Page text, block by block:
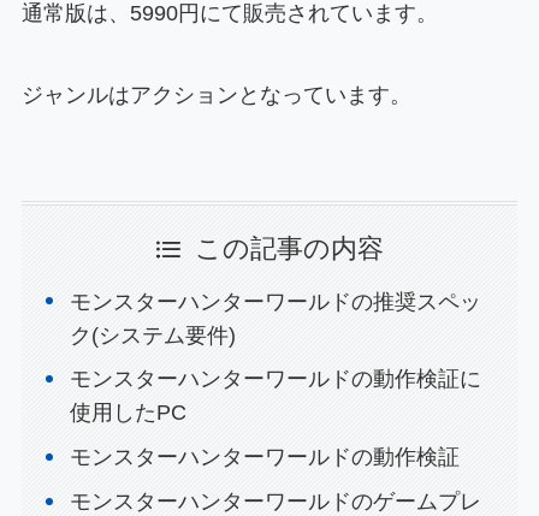
通常版は、5990円にて販売されています。
ジャンルはアクションとなっています。
この記事の内容
モンスターハンターワールドの推奨スペッ
ク(システム要件)
モンスターハンターワールドの動作検証に
使用したPC
モンスターハンターワールドの動作検証
モンスターハンターワールドのゲームプレ